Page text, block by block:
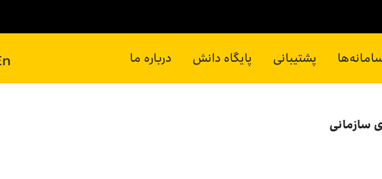
پشتیبانی پایگاه دانش درباره ما
سازمانی